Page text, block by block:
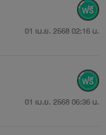
01 เม.ย. 2568 02:16 น.
01 เม.ย. 2568 06:36 น.